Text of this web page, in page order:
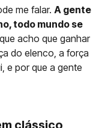
me falar. A gente
todo mundo se
acho que ganhar
do elenco, a força
e por que a gente
clássico